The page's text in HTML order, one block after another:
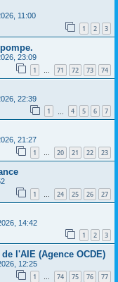
11:00
1 2 3
23:09
1 … 71 72 73 74
22:39
1 4 5 6 7
21:27
1 … 20 21 22 23
1 … 24 25 26 27
14:42
1 2 3
l'AIE (Agence OCDE)
12:25
1 … 74 75 76 77